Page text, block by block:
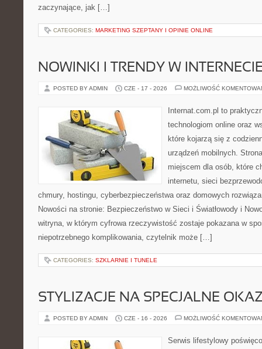
zaczynające, jak […]
CATEGORIES: MARKETING SZEPTANY I OPINIE ONLINE
NOWINKI I TRENDY W
POSTED BY ADMIN CZE - 17 - 2026 MOŻLIWOŚĆ
Internat.com.pl to
technologiom online oraz
które kojarzą się z
urządzeń mobilnych.
miejscem dla osób, które
internetu, sieci
chmury, hostingu, cyberbezpieczeństwa oraz domowych
Nowości na stronie: Bezpieczeństwo w Sieci i Światłowody i
witryna, w którym cyfrowa rzeczywistość zostaje pokazana w
niepotrzebnego komplikowania, czytelnik może […]
CATEGORIES: SZKLARNIE I TUNELE
STYLIZACJE NA SPECJALNE
POSTED BY ADMIN CZE - 16 - 2026 MOŻLIWOŚĆ
Serwis lifestylowy